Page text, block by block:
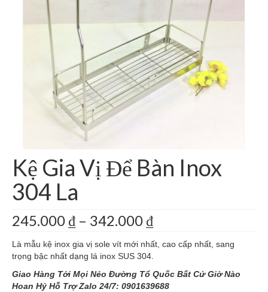
Thiết Bị Vệ Sinh Inox 304
Giá Kệ Inox 304 Phòng Khách
Giá Kệ Inox 304 Bóng Gương
Cà Phê Nguyên Chất
Kệ Gia Vị Để Bàn Inox
304 La
245.000 ₫ – 342.000 ₫Khoảng
giá:
từ
245.000 ₫
đến
342.000 ₫
Là mẫu kệ inox gia vị sole vít mới nhất, cao cấp nhất, sang
trọng bậc nhất dạng lá inox SUS 304.
Giao Hàng Tới Mọi Nẻo Đường Tổ Quốc Bất Cứ Giờ Nào
Hoan Hỷ Hỗ Trợ Zalo 24/7: 0901639688